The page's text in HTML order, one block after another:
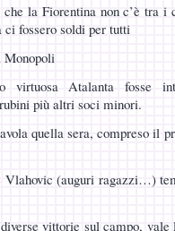
la Fiorentina non c’è tra i
ci fossero soldi per tutti
Monopoli
Atalanta fosse
più altri soci minori.
quella sera, compreso il
Vlahovic (auguri ragazzi…)
vittorie sul campo,